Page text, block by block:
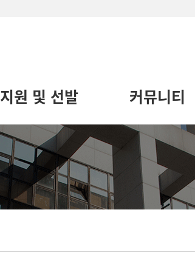
지원 및 선발 커뮤니티